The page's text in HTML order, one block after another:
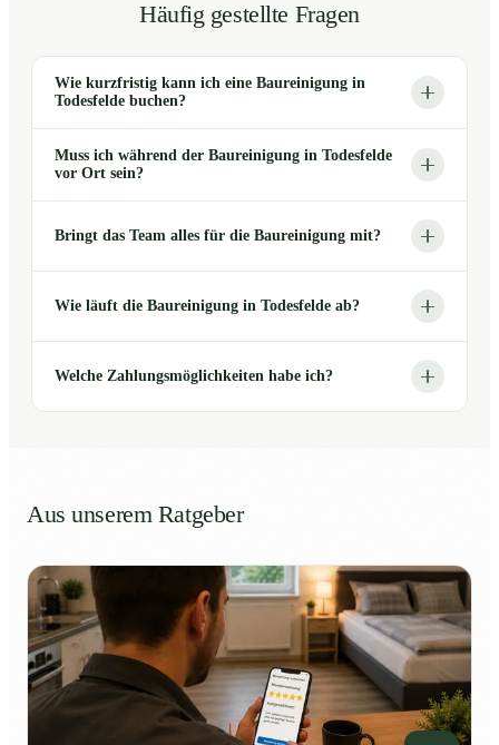
Häufig gestellte Fragen
Wie kurzfristig kann ich eine Baureinigung in
Todesfelde buchen?
Muss ich während der Baureinigung in Todesfelde
vor Ort sein?
Bringt das Team alles für die Baureinigung mit?
Wie läuft die Baureinigung in Todesfelde ab?
Welche Zahlungsmöglichkeiten habe ich?
Aus unserem Ratgeber